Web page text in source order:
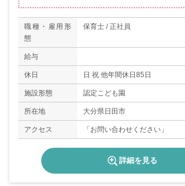
職種・雇用形
態
保育士 / 正社員
給与
休日 日 祝 他年間休日85日
施設形態 認定こども園
所在地 大分県日田市
アクセス 「お問い合わせください」
詳細を見る